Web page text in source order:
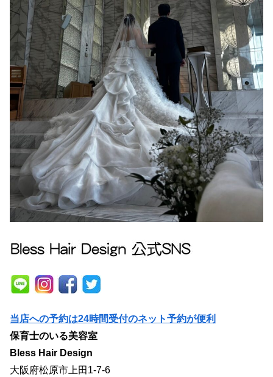
当店への予約は24時間受付のネット予約が便利
保育士のいる美容室
Bless Hair Design
大阪府松原市上田1-7-6